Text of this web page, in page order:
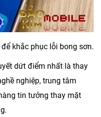
khắc phục lỗi bong sơn.
dứt điểm nhất là thay
nghiệp, trung tâm
tin tưởng thay mặt